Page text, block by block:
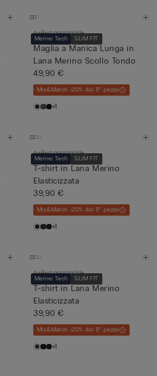
Merino Tech SLIM FIT
Personalizzabile
Maglia a Manica Lunga in
Lana Merino Scollo Tondo
49,90 €
Mix&Match -20% dal 5° pezzo
+1
Merino Tech SLIM FIT
Personalizzabile
T-shirt in Lana Merino
Elasticizzata
39,90 €
Mix&Match -20% dal 5° pezzo
+1
Merino Tech SLIM FIT
Personalizzabile
T-shirt in Lana Merino
Elasticizzata
39,90 €
Mix&Match -20% dal 5° pezzo
+1